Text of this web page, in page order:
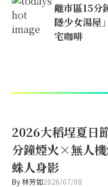
離市區15分
隱少女湯屋
宅咖啡
2026大稻埕夏日
分鐘煙火×無人
蛛人身影
By林芳如2026/07/08